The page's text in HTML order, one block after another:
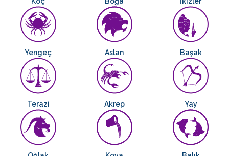
Yengeç Aslan Başak
Terazi Akrep Yay